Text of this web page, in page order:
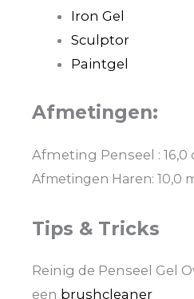
Iron Gel
Sculptor
Paintgel
Afmetingen:
Afmeting Penseel : 16,0
Afmetingen Haren: 10,0
Tips & Tricks
Reinig de Penseel Gel
een brushcleaner